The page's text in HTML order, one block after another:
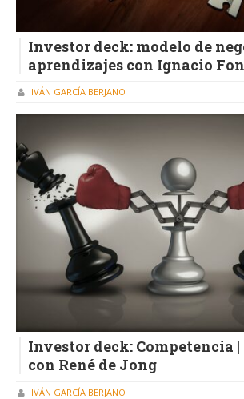
Investor deck: modelo de
aprendizajes con Ignacio
IVÁN GARCÍA BERJANO
Investor deck: Competencia
con René de Jong
IVÁN GARCÍA BERJANO